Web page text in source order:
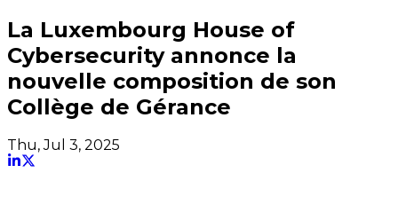
La Luxembourg House of
Cybersecurity annonce la
nouvelle composition de son
Collège de Gérance
Thu, Jul 3, 2025